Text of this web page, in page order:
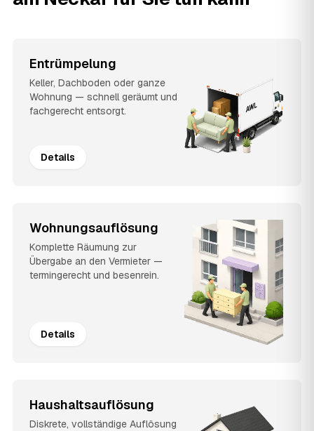
Entrümpelung
Keller, Dachboden oder ganze
Wohnung — schnell geräumt und
fachgerecht entsorgt.
Details
Wohnungsauflösung
Komplette Räumung zur
Übergabe an den Vermieter —
termingerecht und besenrein.
Details
Haushaltsauflösung
Diskrete, vollständige Auflösung